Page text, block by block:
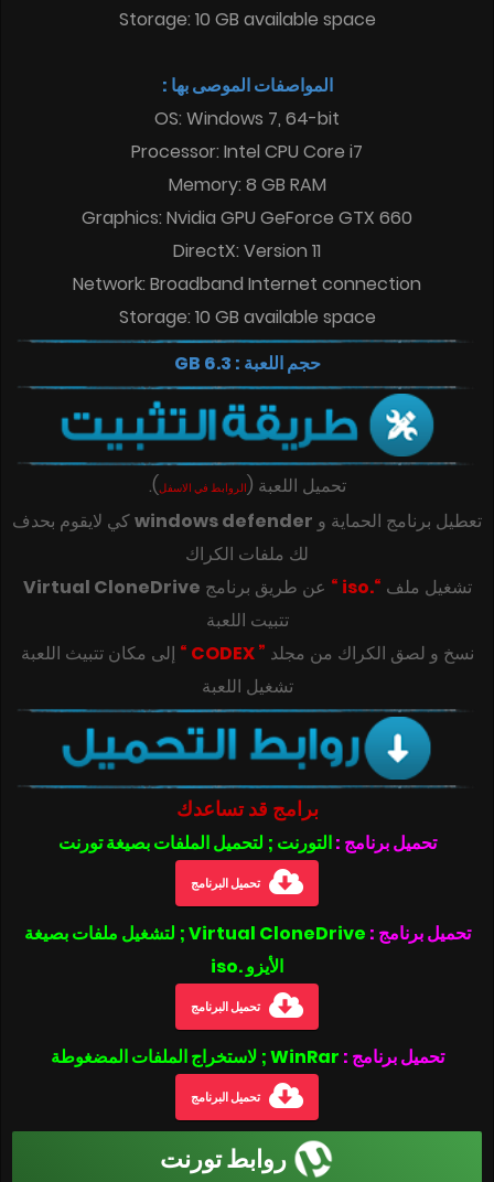
Storage: 10 GB available space
المواصفات الموصى بها :
OS: Windows 7, 64-bit
Processor: Intel CPU Core i7
Memory: 8 GB RAM
Graphics: Nvidia GPU GeForce GTX 660
DirectX: Version 11
Network: Broadband Internet connection
Storage: 10 GB available space
حجم اللعبة : 6.3 GB
تحميل اللعبة (الروابط في الاسفل)
.
تعطيل برنامج الحماية و windows defenderكي لايقوم بحدف
لك ملفات الكراك
تشغيل ملف “.iso “ عن طريق برنامج Virtual CloneDrive
تتبيت اللعبة
‎‫نسخ و لصق الكراك من مجلد ” CODEX “
تشغيل اللعبة
برامج قد تساعدك
تحميل برنامج :التورنت ; لتحميل الملفات بصيغة تورنت
تحميل البرنامج
تحميل برنامج :
Virtual CloneDrive ; لتشغيل ملفات بصيغة
الأيزو .iso
تحميل البرنامج
تحميل برنامج : WinRar ; لاستخراج الملفات المضغوطة
تحميل البرنامج
روابط تورنت